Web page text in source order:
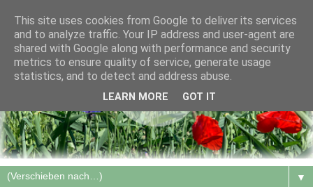
▼
This site uses cookies from Google to deliver its services
and to analyze traffic. Your IP address and user-agent are
shared with Google along with performance and security
metrics to ensure quality of service, generate usage
statistics, and to detect and address abuse.
LEARN MORE GOT IT